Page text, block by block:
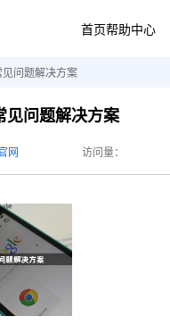
首页帮助中心
问题解决方案
见问题解决方案
网 访问量：